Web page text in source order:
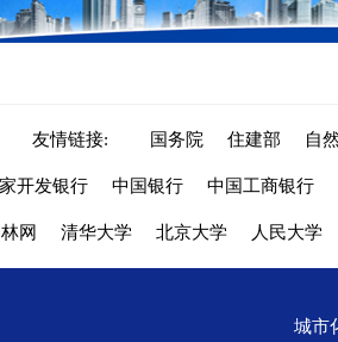
友情链接: 国务院 住建部 自
开发银行 中国银行 中国工商银行
网 清华大学 北京大学 人民大学
城市